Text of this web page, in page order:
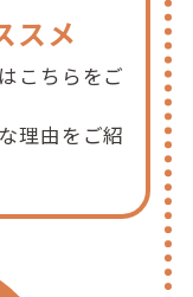
スメ
こちらをご
理由をご紹